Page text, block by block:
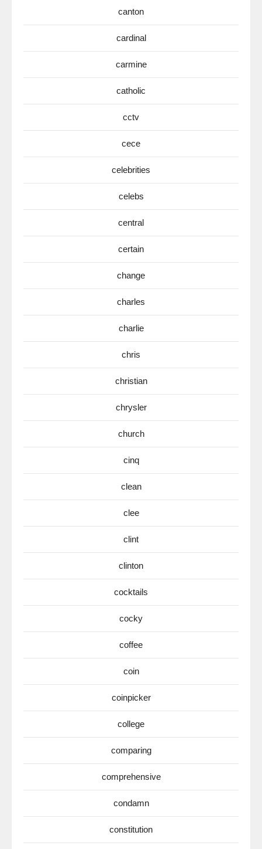
canton
cardinal
carmine
catholic
cctv
cece
celebrities
celebs
central
certain
change
charles
charlie
chris
christian
chrysler
church
cinq
clean
clee
clint
clinton
cocktails
cocky
coffee
coin
coinpicker
college
comparing
comprehensive
condamn
constitution